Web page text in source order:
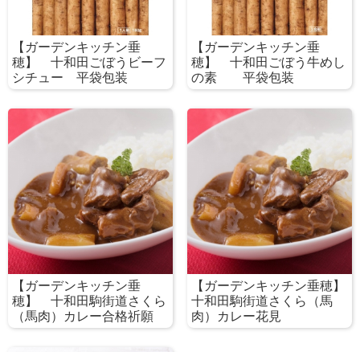
【ガーデンキッチン垂
穂】 十和田ごぼうビーフ
シチュー 平袋包装
【ガーデンキッチン垂
穂】 十和田ごぼう牛めし
の素 平袋包装
【ガーデンキッチン垂
穂】 十和田駒街道さくら
（馬肉）カレー合格祈願
【ガーデンキッチン垂穂】
十和田駒街道さくら（馬
肉）カレー花見